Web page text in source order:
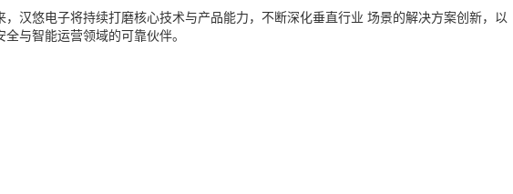
汉悠电子将持续打磨核心技术与产品能力，不断深化垂直行业 场景的解决方案创新，以
与智能运营领域的可靠伙伴。